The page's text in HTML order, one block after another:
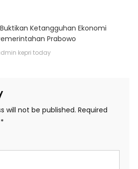
Ketangguhan Ekonomi
Prabowo
kepri today
will not be published. Required
*